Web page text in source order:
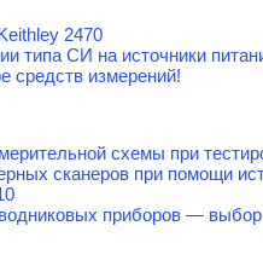
2470
типа СИ на источники
средств измерений!
схемы при
сканеров при помощи
приборов —